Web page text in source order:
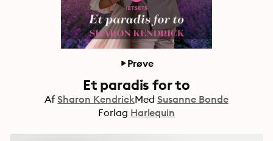
Prøve
Et paradis for to
Af Sharon KendrickMed Susanne Bonde
Forlag Harlequin